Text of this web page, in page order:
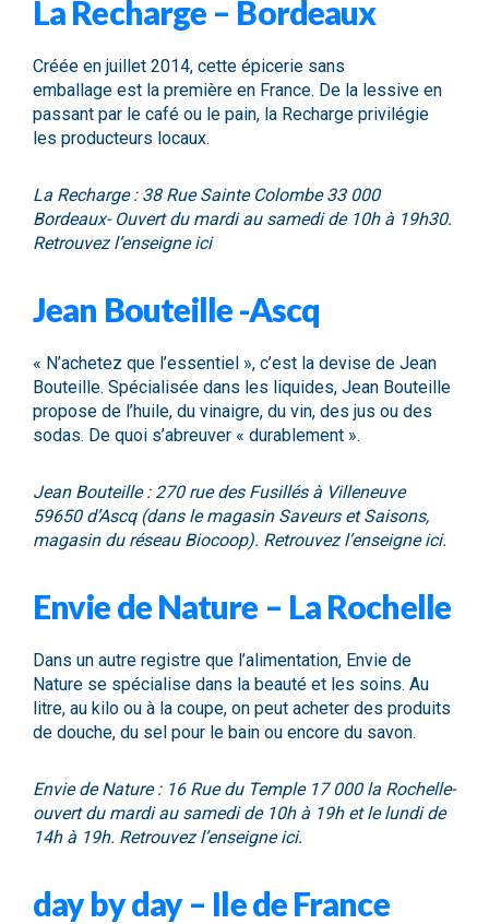
La Recharge – Bordeaux
Créée en juillet 2014, cette épicerie sans
emballage est la première en France. De la lessive en
passant par le café ou le pain, la Recharge privilégie
les producteurs locaux.
La Recharge : 38 Rue Sainte Colombe 33 000
Bordeaux- Ouvert du mardi au samedi de 10h à 19h30.
Retrouvez l’enseigneici
Jean Bouteille -Ascq
« N’achetez que l’essentiel », c’est la devise de Jean
Bouteille. Spécialisée dans les liquides, Jean Bouteille
propose de l’huile, du vinaigre, du vin, des jus ou des
sodas. De quoi s’abreuver « durablement ».
Jean Bouteille : 270 rue des Fusillés à Villeneuve
59650 d’Ascq (dans le magasin Saveurs et Saisons,
magasin du réseau Biocoop). Retrouvez l’enseigneici.
Envie de Nature – La Rochelle
Dans un autre registre que l’alimentation, Envie de
Nature se spécialise dans la beauté et les soins. Au
litre, au kilo ou à la coupe, on peut acheter des produits
de douche, du sel pour le bain ou encore du savon.
Envie de Nature : 16 Rue du Temple 17 000 la Rochelle-
ouvert du mardi au samedi de 10h à 19h et le lundi de
14h à 19h. Retrouvez l’enseigneici.
day by day – Ile de France